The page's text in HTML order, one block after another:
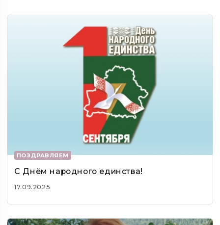
ПОЗДРАВЛЯЕМ
С Днём народного единства!
17.09.2025